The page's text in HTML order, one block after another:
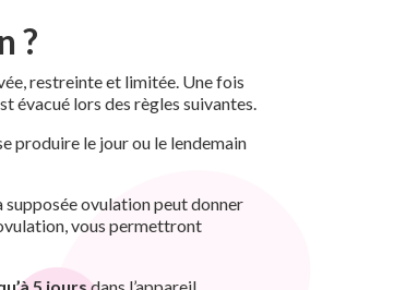
?
restreinte et limitée. Une fois
évacué lors des règles suivantes.
produire le jour ou le lendemain
supposée ovulation peut donner
vous permettront